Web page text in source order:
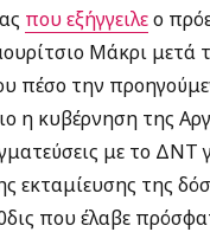
που εξήγγειλεο
Μάκρι μετά
πέσο την
η κυβέρνηση της
με το ΔΝΤ
εκταμίευσης της
που έλαβε